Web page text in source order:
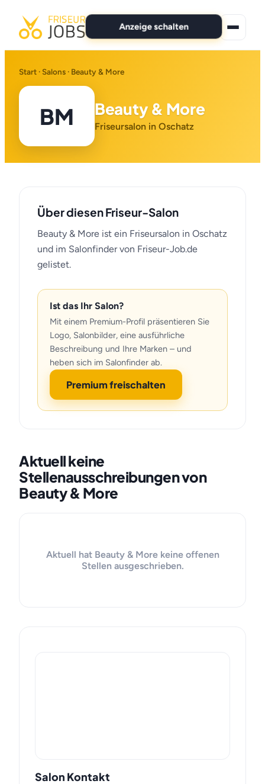
Anzeige schalten
Alle Jobs
Für Bewerber
Anzeige schalten
Start · Salons · Beauty & More
BM Beauty & More
Friseursalon in Oschatz
Über diesen Friseur-Salon
Beauty & More ist ein Friseursalon in Oschatz
und im Salonfinder von Friseur-Job.de
gelistet.
Ist das Ihr Salon?
Mit einem Premium-Profil präsentieren Sie
Logo, Salonbilder, eine ausführliche
Beschreibung und Ihre Marken – und
heben sich im Salonfinder ab.
Premium freischalten
Aktuell keine
Stellenausschreibungen von
Beauty & More
Aktuell hat Beauty & More keine offenen
Stellen ausgeschrieben.
Salon Kontakt